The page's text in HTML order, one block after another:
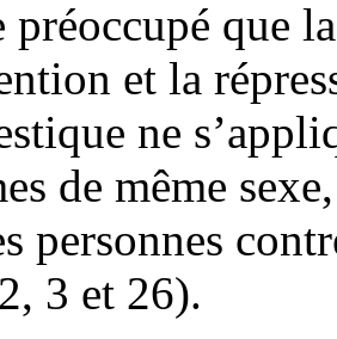
préoccupé que
et la
ne
de même
personnes
3 et 26).